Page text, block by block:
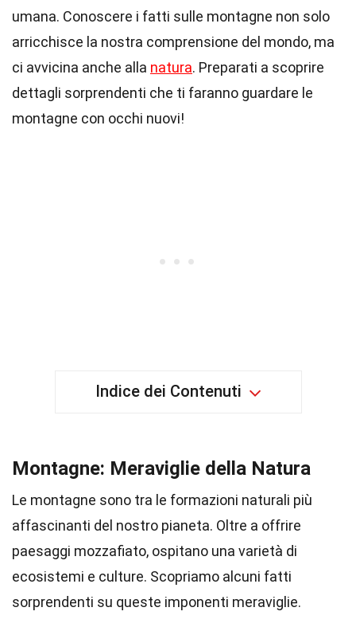
umana. Conoscere i fatti sulle montagne non solo
arricchisce la nostra comprensione del mondo, ma
ci avvicina anche alla natura. Preparati a scoprire
dettagli sorprendenti che ti faranno guardare le
montagne con occhi nuovi!
Indice dei Contenuti
Montagne: Meraviglie della Natura
Le montagne sono tra le formazioni naturali più
affascinanti del nostro pianeta. Oltre a offrire
paesaggi mozzafiato, ospitano una varietà di
ecosistemi e culture. Scopriamo alcuni fatti
sorprendenti su queste imponenti meraviglie.